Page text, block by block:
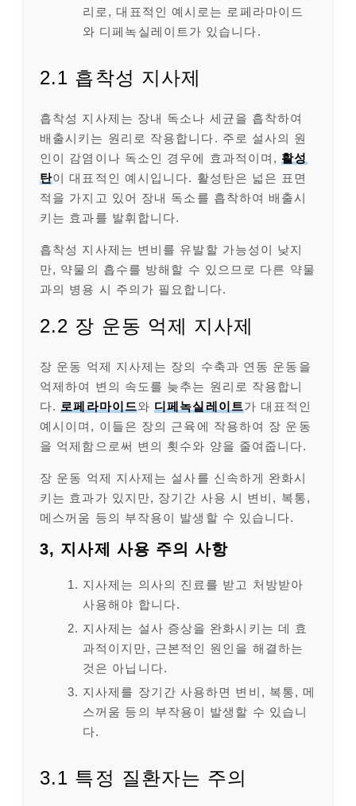
리로, 대표적인 예시로는 로페라마이드
와 디페녹실레이트가 있습니다.
2.1 흡착성 지사제
흡착성 지사제는 장내 독소나 세균을 흡착하여
배출시키는 원리로 작용합니다. 주로 설사의 원
인이 감염이나 독소인 경우에 효과적이며, 활성
탄이 대표적인 예시입니다. 활성탄은 넓은 표면
적을 가지고 있어 장내 독소를 흡착하여 배출시
키는 효과를 발휘합니다.
흡착성 지사제는 변비를 유발할 가능성이 낮지
만, 약물의 흡수를 방해할 수 있으므로 다른 약물
과의 병용 시 주의가 필요합니다.
2.2 장 운동 억제 지사제
장 운동 억제 지사제는 장의 수축과 연동 운동을
억제하여 변의 속도를 늦추는 원리로 작용합니
다. 로페라마이드와 디페녹실레이트가 대표적인
예시이며, 이들은 장의 근육에 작용하여 장 운동
을 억제함으로써 변의 횟수와 양을 줄여줍니다.
장 운동 억제 지사제는 설사를 신속하게 완화시
키는 효과가 있지만, 장기간 사용 시 변비, 복통,
메스꺼움 등의 부작용이 발생할 수 있습니다.
3, 지사제 사용 주의 사항
지사제는 의사의 진료를 받고 처방받아
사용해야 합니다.
지사제는 설사 증상을 완화시키는 데 효
과적이지만, 근본적인 원인을 해결하는
것은 아닙니다.
지사제를 장기간 사용하면 변비, 복통, 메
스꺼움 등의 부작용이 발생할 수 있습니
다.
3.1 특정 질환자는 주의